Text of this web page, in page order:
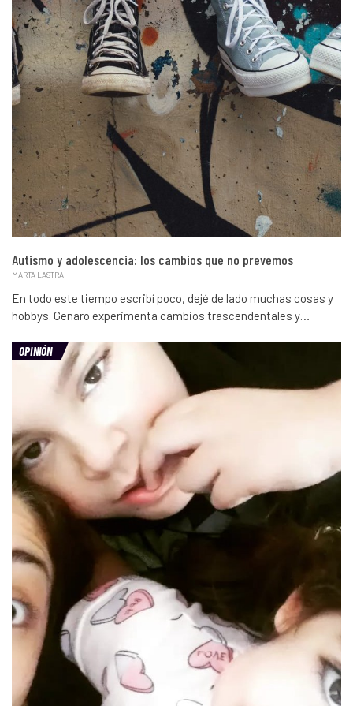
Autismo y adolescencia: los cambios que no prevemos
MARTA LASTRA
En todo este tiempo escribí poco, dejé de lado muchas cosas y
hobbys. Genaro experimenta cambios trascendentales y…
OPINIÓN